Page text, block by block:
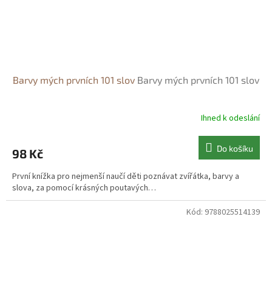
Barvy mých prvních 101 slov Barvy mých prvních 101 slov
Ihned k odeslání
98 Kč Do košíku
První knížka pro nejmenší naučí děti poznávat zvířátka, barvy a
slova, za pomocí krásných poutavých…
Kód: 9788025514139